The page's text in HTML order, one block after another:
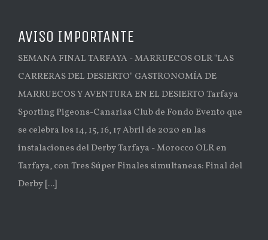
AVISO IMPORTANTE
SEMANA FINAL TARFAYA - MARRUECOS OLR "LAS
CARRERAS DEL DESIERTO" GASTRONOMÍA DE
MARRUECOS Y AVENTURA EN EL DESIERTO Tarfaya
Sporting Pigeons-Canarias Club de Fondo Evento que
se celebra los 14, 15, 16, 17 Abril de 2020 en las
instalaciones del Derby Tarfaya - Morocco OLR en
Tarfaya, con Tres Súper Finales simultaneas: Final del
Derby [...]